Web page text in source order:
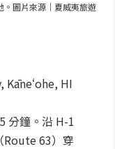
。圖片來源｜夏威夷旅遊
HI
分鐘。沿 H-1
63）穿